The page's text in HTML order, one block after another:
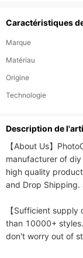
Caractéristiques
Marque
Matériau
Origine
Technologie
Description de
【About Us】
manufacturer of
high quality
and Drop Shipping.
【Sufficient
than 10000+
don't worry out of